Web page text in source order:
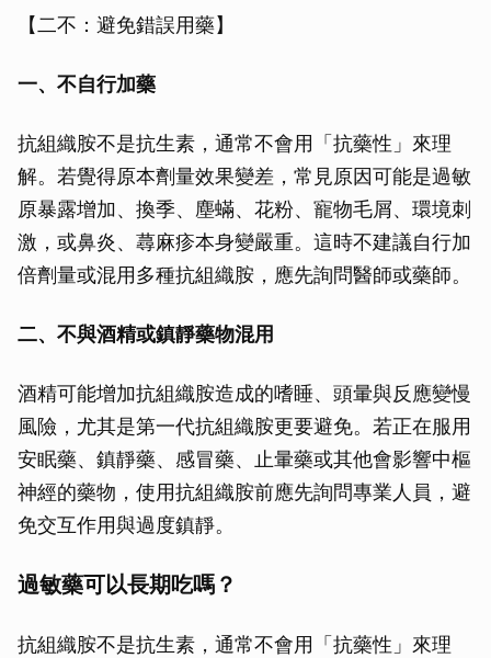
【二不：避免錯誤用藥】
一、不自行加藥
抗組織胺不是抗生素，通常不會用「抗藥性」來理
解。若覺得原本劑量效果變差，常見原因可能是過敏
原暴露增加、換季、塵蟎、花粉、寵物毛屑、環境刺
激，或鼻炎、蕁麻疹本身變嚴重。這時不建議自行加
倍劑量或混用多種抗組織胺，應先詢問醫師或藥師。
二、不與酒精或鎮靜藥物混用
酒精可能增加抗組織胺造成的嗜睡、頭暈與反應變慢
風險，尤其是第一代抗組織胺更要避免。若正在服用
安眠藥、鎮靜藥、感冒藥、止暈藥或其他會影響中樞
神經的藥物，使用抗組織胺前應先詢問專業人員，避
免交互作用與過度鎮靜。
過敏藥可以長期吃嗎？
抗組織胺不是抗生素，通常不會用「抗藥性」來理